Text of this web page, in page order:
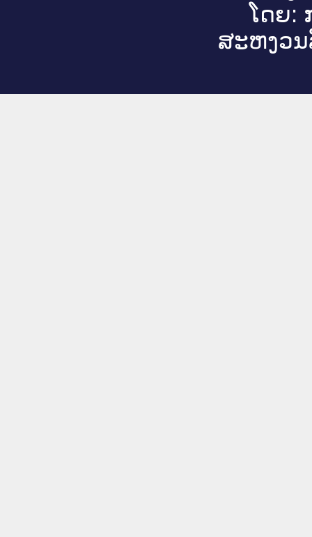
ໂດຍ:
ສະ​ຫງວນ​